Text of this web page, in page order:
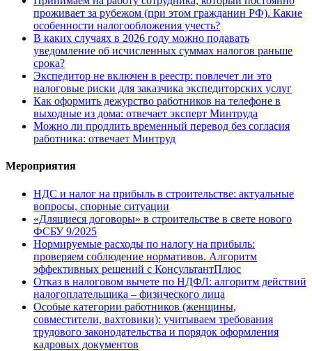
проживает за рубежом (при этом гражданин РФ). Какие
особенности налогообложения учесть?
В каких случаях в 2026 году можно подавать
уведомление об исчисленных суммах налогов раньше
срока?
Экспедитор не включен в реестр: повлечет ли это
налоговые риски для заказчика экспедиторских услуг
Как оформить дежурство работников на телефоне в
выходные из дома: отвечает эксперт Минтруда
Можно ли продлить временный перевод без согласия
работника: отвечает Минтруд
Мероприятия
НДС и налог на прибыль в строительстве: актуальные
вопросы, спорные ситуации
«Длящиеся договоры» в строительстве в свете нового
ФСБУ 9/2025
Нормируемые расходы по налогу на прибыль:
проверяем соблюдение нормативов. Алгоритм
эффективных решений с КонсультантПлюс
Отказ в налоговом вычете по НДФЛ: алгоритм действий
налогоплательщика – физического лица
Особые категории работников (женщины,
совместители, вахтовики): учитываем требования
трудового законодательства и порядок оформления
кадровых документов